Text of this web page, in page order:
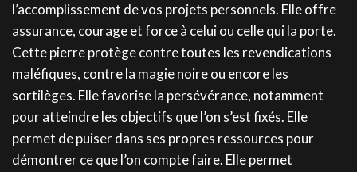
l’accomplissement de vos projets personnels. Elle offre
assurance, courage et force à celui ou celle qui la porte.
Cette pierre protège contre toutes les revendications
maléfiques, contre la magie noire ou encore les
sortilèges. Elle favorise la persévérance, notamment
pour atteindre les objectifs que l’on s’est fixés. Elle
permet de puiser dans ses propres ressources pour
démontrer ce que l’on compte faire. Elle permet